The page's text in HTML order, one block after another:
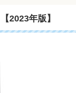
2023年版】